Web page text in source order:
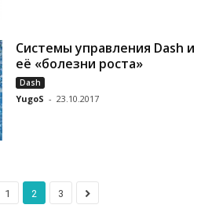
Cистемы управления Dash и
её «болезни роста»
Dash
YugoS - 23.10.2017
1 2 3